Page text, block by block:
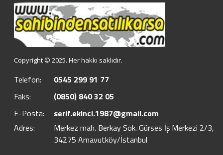
Copyright © 2025. Her hakkı saklıdır.
Telefon:
0545 299 91 77
Faks:
(0850) 840 32 05
E-Posta:
serif.ekinci.1987@gmail.com
Adres:
Merkez mah. Berkay Sok. Gürses İş Merkezi 2/3,
34275 Arnavutköy/İstanbul